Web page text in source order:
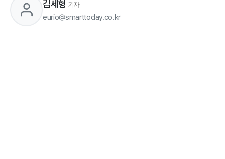
김세형 기자
eurio@smarttoday.co.kr